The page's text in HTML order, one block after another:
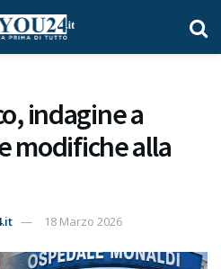
indagine a
modifiche alla
18 Marzo 2026